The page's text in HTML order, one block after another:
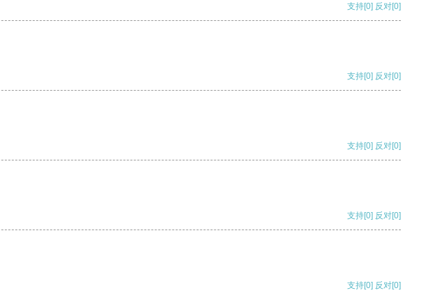
支持[0] 反对[0]
支持[0] 反对[0]
支持[0] 反对[0]
支持[0] 反对[0]
支持[0] 反对[0]